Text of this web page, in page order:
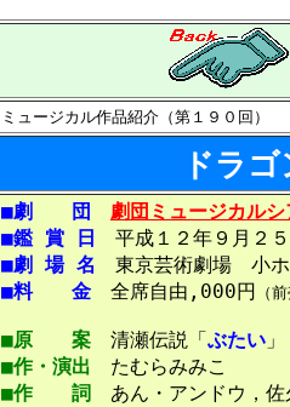
ミュージカル作品紹介（第１９０回）
ドラ
■劇 団
劇団ミュージカル
■鑑 賞 日
平成１２年９月２
■劇 場 名
東京芸術劇場 小ホ
■料 金 全席自由,000円 （
■原 案 清瀬伝説「ぶたい 」
■作・演出 たむらみみ
■作 詞 あん・アンドウ，